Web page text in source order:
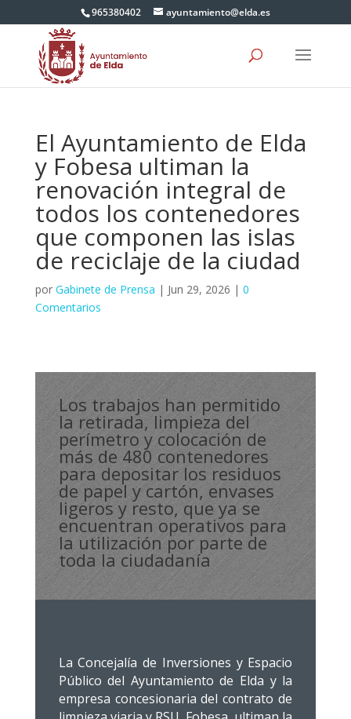
965380402 ayuntamiento@elda.es
El Ayuntamiento de Elda
y Fobesa ultiman la
renovación integral de
todos los contenedores
que componen las islas
de reciclaje de la ciudad
por Gabinete de Prensa | Jun 29, 2026 | 0
Comentarios
Los trabajos han permitido
la retirada, limpieza del
perímetro y colocación de
más de 480 contenedores
para depositar los residuos
de papel y cartón, envases
ligeros y resto, que ya se
encuentran operativos para
la utilización por parte de
toda la ciudadanía
La Concejalía de Inversiones y Espacio
Público del Ayuntamiento de Elda y la
empresa concesionaria del contrato de